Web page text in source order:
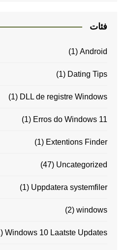
فئات
Android
(1)
Dating Tips
(1)
DLL de registre Windows
(1)
Erros do Windows 11
(1)
Extentions Finder
(1)
Uncategorized
(47)
Uppdatera systemfiler
(1)
windows
(2)
Windows 10 Laatste Updates
(1)